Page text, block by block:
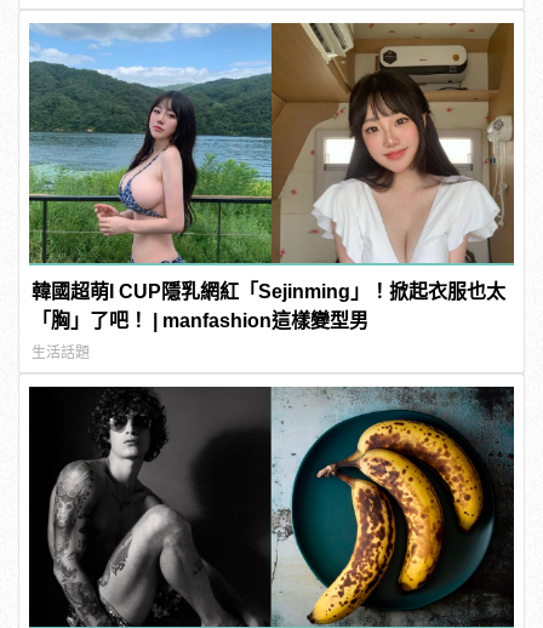
韓國超萌I CUP隱乳網紅「Sejinming」！掀起衣服也太
「胸」了吧！ | manfashion這樣變型男
生活話題